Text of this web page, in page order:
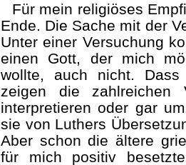
Für mein religiöses
Ende. Die Sache mit der
Unter einer Versuchung
einen Gott, der mich
wollte, auch nicht.
zeigen die zahlreichen
interpretieren oder gar
sie von Luthers
Aber schon die ältere
für mich positiv